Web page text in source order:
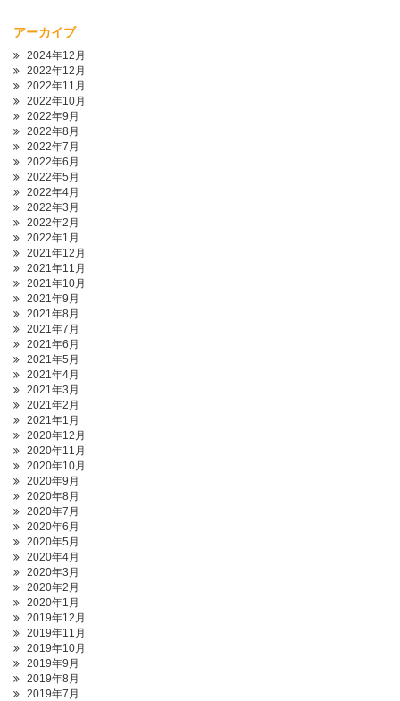
アーカイブ
2024年12月
2022年12月
2022年11月
2022年10月
2022年9月
2022年8月
2022年7月
2022年6月
2022年5月
2022年4月
2022年3月
2022年2月
2022年1月
2021年12月
2021年11月
2021年10月
2021年9月
2021年8月
2021年7月
2021年6月
2021年5月
2021年4月
2021年3月
2021年2月
2021年1月
2020年12月
2020年11月
2020年10月
2020年9月
2020年8月
2020年7月
2020年6月
2020年5月
2020年4月
2020年3月
2020年2月
2020年1月
2019年12月
2019年11月
2019年10月
2019年9月
2019年8月
2019年7月